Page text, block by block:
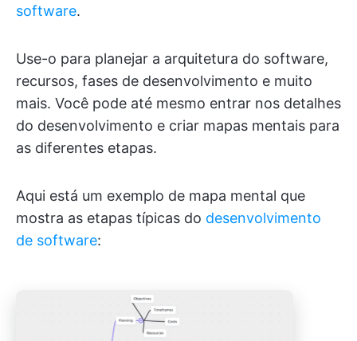
software.
Use-o para planejar a arquitetura do software,
recursos, fases de desenvolvimento e muito
mais. Você pode até mesmo entrar nos detalhes
do desenvolvimento e criar mapas mentais para
as diferentes etapas.
Aqui está um exemplo de mapa mental que
mostra as etapas típicas do desenvolvimento
de software: